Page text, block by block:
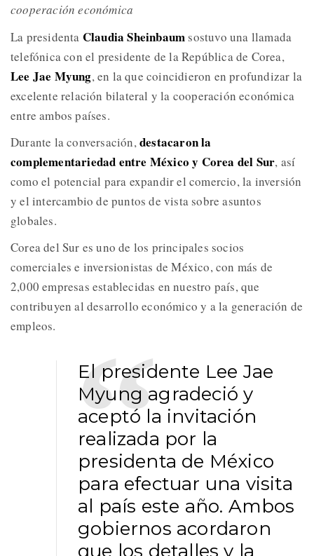
cooperación económica
La presidenta Claudia Sheinbaum sostuvo una llamada
telefónica con el presidente de la República de Corea,
Lee Jae Myung, en la que coincidieron en profundizar la
excelente relación bilateral y la cooperación económica
entre ambos países.
Durante la conversación,destacaron la
complementariedad entre México y Corea del Sur, así
como el potencial para expandir el comercio, la inversión
y el intercambio de puntos de vista sobre asuntos
globales.
Corea del Sur es uno de los principales socios
comerciales e inversionistas de México, con más de
2,000 empresas establecidas en nuestro país, que
contribuyen al desarrollo económico y a la generación de
empleos.
El presidente Lee Jae
Myung agradeció y
aceptó la invitación
realizada por la
presidenta de México
para efectuar una visita
al país este año. Ambos
gobiernos acordaron
que los detalles y la